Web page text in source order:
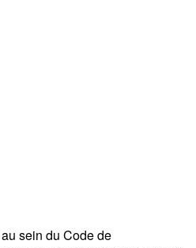
sein du Code de